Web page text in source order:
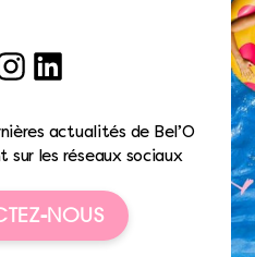
LinkedIn
actualités de Bel’O
sur les réseaux sociaux
NOUS